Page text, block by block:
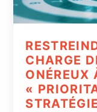
CHARGE
ONÉREUX
«